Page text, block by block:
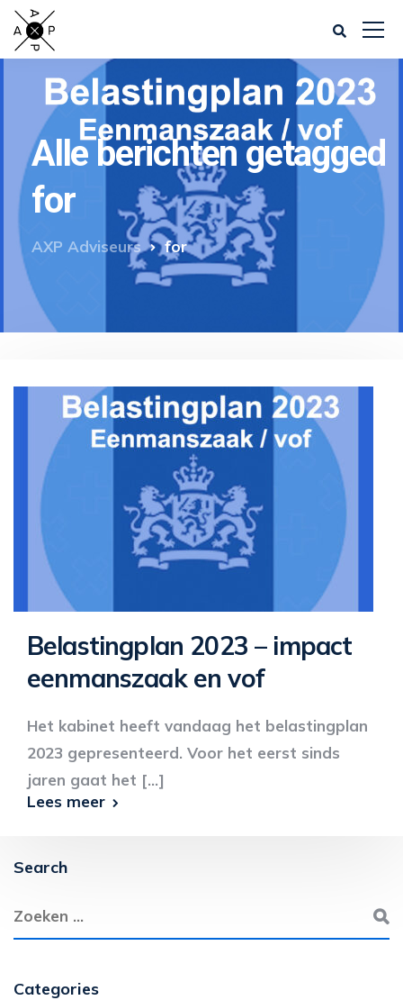
Alle berichten getagged
for
AXP Adviseurs for
Belastingplan 2023 – impact
eenmanszaak en vof
Het kabinet heeft vandaag het belastingplan
2023 gepresenteerd. Voor het eerst sinds
jaren gaat het [...]
Lees meer
Search
Categories